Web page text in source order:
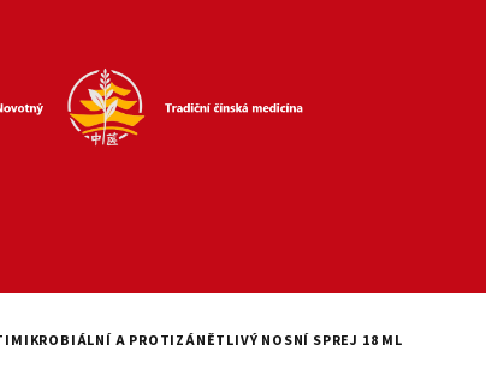
A PROTIZÁNĚTLIVÝ NOSNÍ SPREJ 18 ML